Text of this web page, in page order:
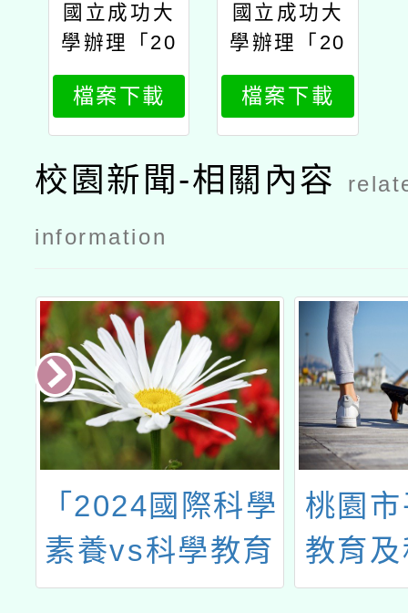
國立成功大
學辦理「20
25年春季中
小學生全民
台語認證」
公文
檔案下載
國立成功大
學辦理「20
25年春季中
小學生全民
台語認證」
報名簡章
檔案下載
校園新聞-相關內容
information
「2024國際科學
素養vs科學教育
短期目標推動論
桃園
教育
辦理